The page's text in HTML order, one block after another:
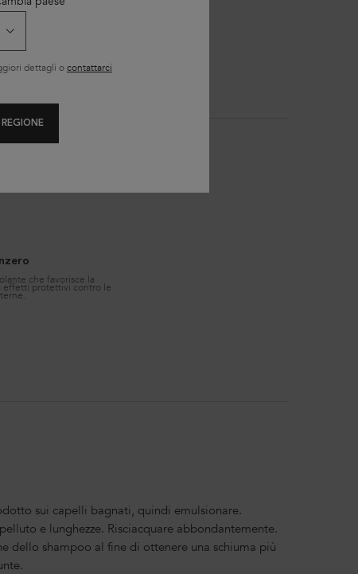
che favorisce la
effetti protettivi contro le
sui capelli bagnati, quindi emulsionare.
e lunghezze. Risciacquare abbondantemente.
dello shampoo al fine di ottenere una schiuma più
dettagli ocontattarci